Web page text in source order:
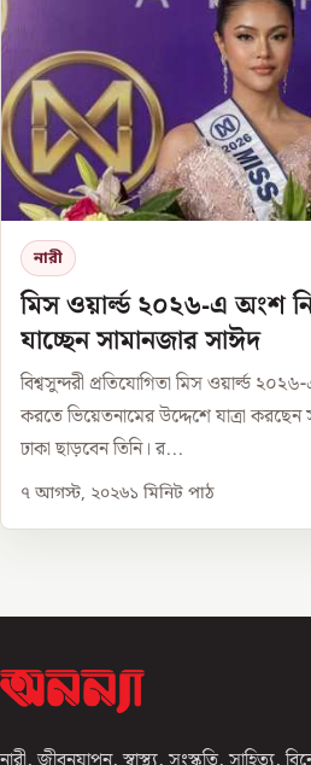
নারী
মিস ওয়ার্ল্ড ২০২৬-এ অংশ
যাচ্ছেন সামানজার সাঈদ
বিশ্বসুন্দরী প্রতিযোগিতা মিস ওয়ার্ল্ড ২০২৬-
করতে ভিয়েতনামের উদ্দেশে যাত্রা করছেন
ঢাকা ছাড়বেন তিনি। র...
৭ আগস্ট, ২০২৬১ মিনিট পাঠ